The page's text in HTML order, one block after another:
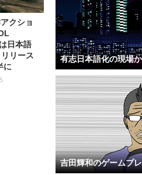
クショ
日本語
リース
に
有志日本語化の現場
吉田輝和のゲームプ